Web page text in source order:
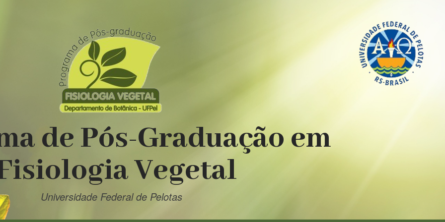
de Pós-Graduação em
Vegetal
Universidade Federal de Pelotas